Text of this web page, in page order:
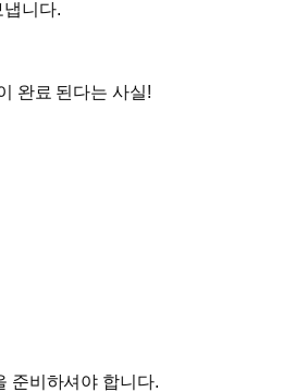
냅니다.
완료 된다는 사실!
준비하셔야 합니다.